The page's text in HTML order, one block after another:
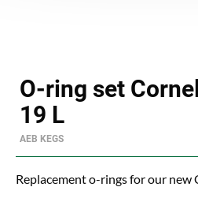
O-ring set
19 L
AEB KEGS
Replacement o-rings for our new